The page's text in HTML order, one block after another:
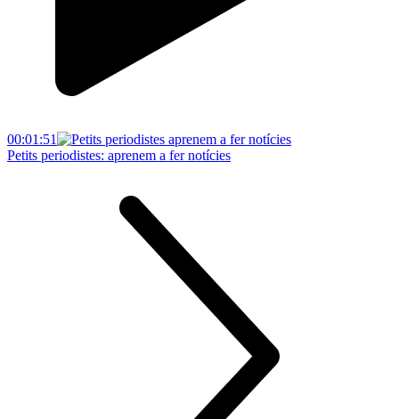
00:01:51
Petits periodistes: aprenem a fer notícies